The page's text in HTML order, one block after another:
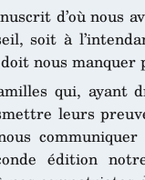
d’où nous
soit à
nous
qui, ayant
leurs
communiquer
édition